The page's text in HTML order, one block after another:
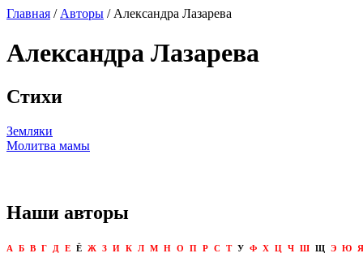
Главная / Авторы / Александра Лазарева
Александра Лазарева
Стихи
Земляки
Молитва мамы
Наши авторы
А Б В Г Д Е Ё Ж З И К Л М Н О П Р С Т У Ф Х Ц Ч Ш Щ Э Ю Я